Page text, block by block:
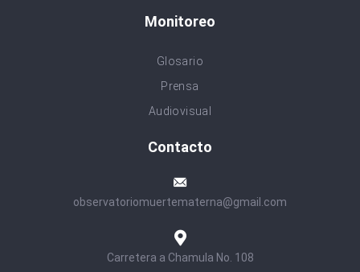
Monitoreo
Glosario
Prensa
Audiovisual
Contacto
observatoriomuertematerna@gmail.com
Carretera a Chamula No. 108